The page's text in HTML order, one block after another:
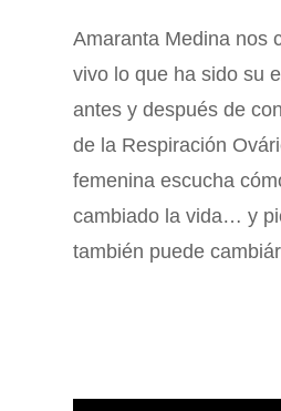
Amaranta Medina nos
vivo lo que ha sido su
antes y después de
de la Respiración
femenina escucha
cambiado la vida… y
también puede